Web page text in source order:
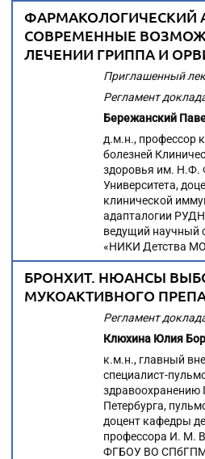
ФАРМАКОЛОГИЧЕСКИЙ
СОВРЕМЕННЫЕ
ЛЕЧЕНИИ ГРИППА И
Приглашенный
Регламент
Бережанский
д.м.н., профессор
болезней
здоровья им. Н.Ф.
Университета,
клинической
адапталогии
ведущий научный
«НИКИ Детства
БРОНХИТ. НЮАНСЫ
МУКОАКТИВНОГО
Регламент
Клюхина Юлия
к.м.н., главный
специалист-
здравоохранению
Петербурга,
доцент кафедры
профессора И. М.
ФГБОУ ВО